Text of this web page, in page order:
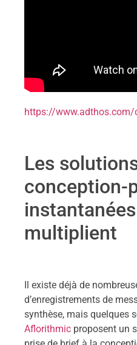
https://www.adthos.com/
Les
conception-
multiplient
Il existe déjà de
d’enregistrements de
synthèse, mais quelques
Aflorithmic proposent un